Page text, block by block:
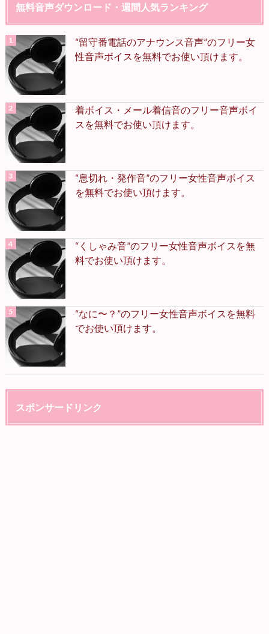
無料音声ダウンロード・週間人気ランキング
“留守番電話のアナウンス音声”のフリー女
性音声ボイスを無料でお使い頂けます。
着ボイス・メール着信音のフリー音声ボイ
スを無料でお使い頂けます。
“息切れ・発作音”のフリー女性音声ボイス
を無料でお使い頂けます。
“くしゃみ音”のフリー女性音声ボイスを無
料でお使い頂けます。
“なに〜？”のフリー女性音声ボイスを無料
でお使い頂けます。
スポンサードリンク